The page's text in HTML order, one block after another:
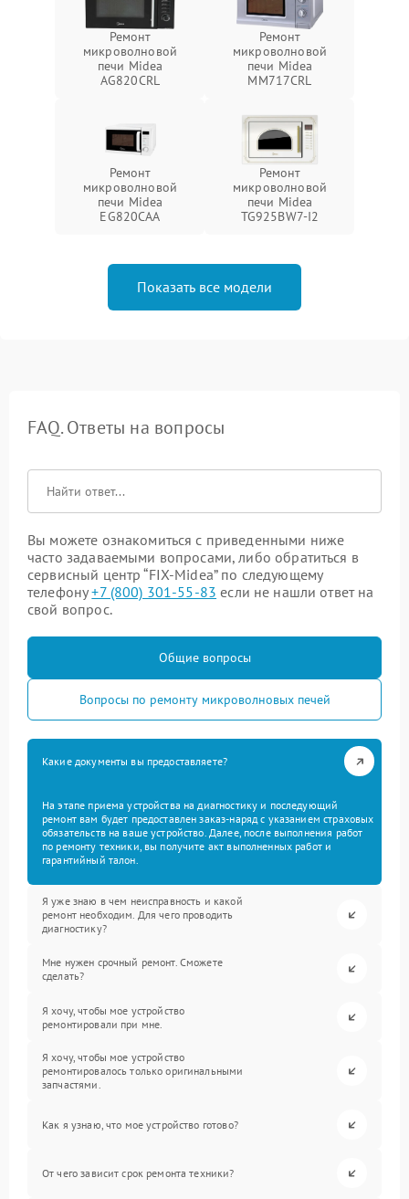
Ремонт
микроволновой
печи Midea
AG820CRL
Ремонт
микроволновой
печи Midea
MM717CRL
Ремонт
микроволновой
печи Midea
EG820CAA
Ремонт
микроволновой
печи Midea
TG925BW7-I2
Показать все модели
FAQ. Ответы на вопросы
Вы можете ознакомиться с приведенными ниже
часто задаваемыми вопросами, либо обратиться в
сервисный центр “FIX-Midea” по следующему
телефону+7 (800) 301-55-83 если не нашли ответ на
свой вопрос.
Общие вопросы
Вопросы по ремонту микроволновых печей
Какие документы вы предоставляете?
На этапе приема устройства на диагностику и последующий
ремонт вам будет предоставлен заказ-наряд с указанием страховых
обязательств на ваше устройство. Далее, после выполнения работ
по ремонту техники, вы получите акт выполненных работ и
гарантийный талон.
Я уже знаю в чем неисправность и какой
ремонт необходим. Для чего проводить
диагностику?
Мне нужен срочный ремонт. Сможете
сделать?
Я хочу, чтобы мое устройство
ремонтировали при мне.
Я хочу, чтобы мое устройство
ремонтировалось только оригинальными
запчастями.
Как я узнаю, что мое устройство готово?
От чего зависит срок ремонта техники?